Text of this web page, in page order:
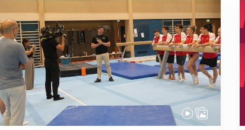
Mit klaren Zielen nach Zagreb